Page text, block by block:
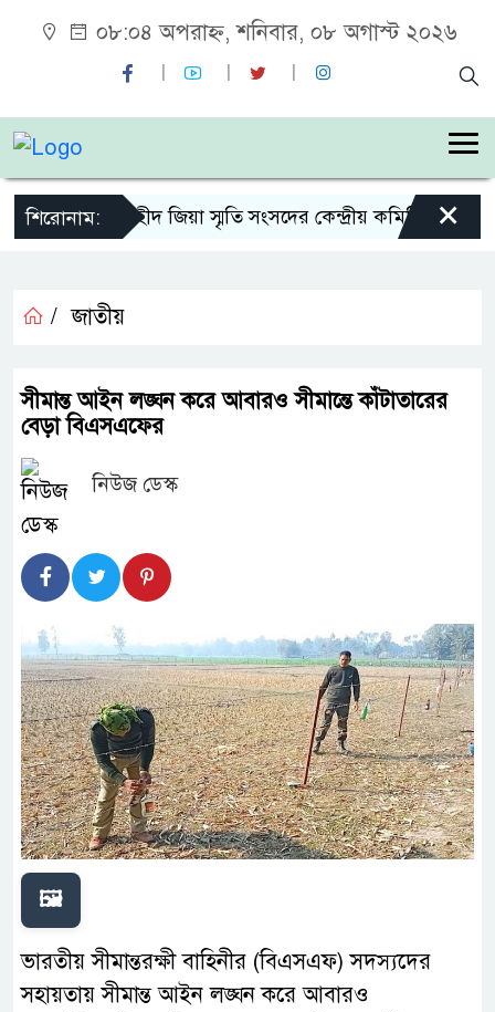
০৮:০৪ অপরাহ্ন, শনিবার, ০৮ অগাস্ট ২০২৬
শিরোনাম:শহীদ জিয়া স্মৃতি সংসদের কেন্দ্রীয় কমিটির সহ-×
/ জাতীয়
সীমান্ত আইন লঙ্ঘন করে আবারও সীমান্তে কাঁটাতারের
বেড়া বিএসএফের
নিউজ ডেস্ক
🖼️
ভারতীয় সীমান্তরক্ষী বাহিনীর (বিএসএফ) সদস্যদের
সহায়তায় সীমান্ত আইন লঙ্ঘন করে আবারও